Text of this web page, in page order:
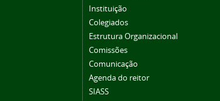
Instituição
Colegiados
Estrutura Organizacional
Comissões
Comunicação
Agenda do reitor
SIASS